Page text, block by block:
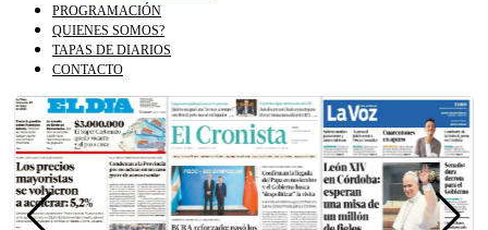
PROGRAMACIÓN
QUIENES SOMOS?
TAPAS DE DIARIOS
CONTACTO